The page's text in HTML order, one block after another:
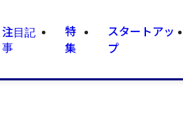
注目記
事
特
集
スタートアッ
プ